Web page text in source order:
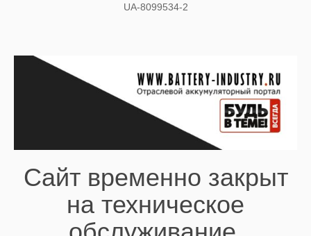
UA-8099534-2
Сайт временно закрыт
на техническое